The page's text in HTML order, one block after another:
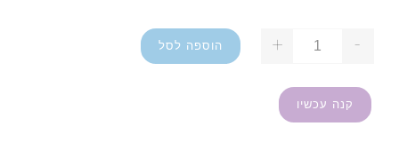
-
+ הוספה לסל
קנה עכשיו